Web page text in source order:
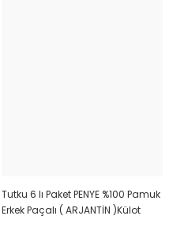
Tutku 6 lı Paket PENYE %100 Pamuk
Erkek Paçalı ( ARJANTİN )Külot